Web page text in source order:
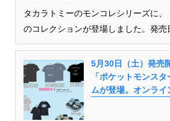
タカラトミーのモンコレシリーズに、
のコレクションが登場しました。発
5月30日（土）発売
「ポケットモンス
ムが登場。オンラ